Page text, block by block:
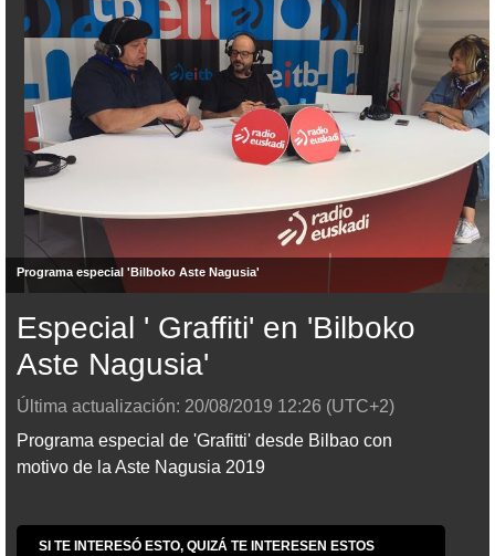
Programa especial 'Bilboko Aste Nagusia'
Especial ' Graffiti' en 'Bilboko
Aste Nagusia'
Última actualización: 20/08/2019 12:26 (UTC+2)
Programa especial de 'Grafitti' desde Bilbao con
motivo de la Aste Nagusia 2019
SI TE INTERESÓ ESTO, QUIZÁ TE INTERESEN ESTOS